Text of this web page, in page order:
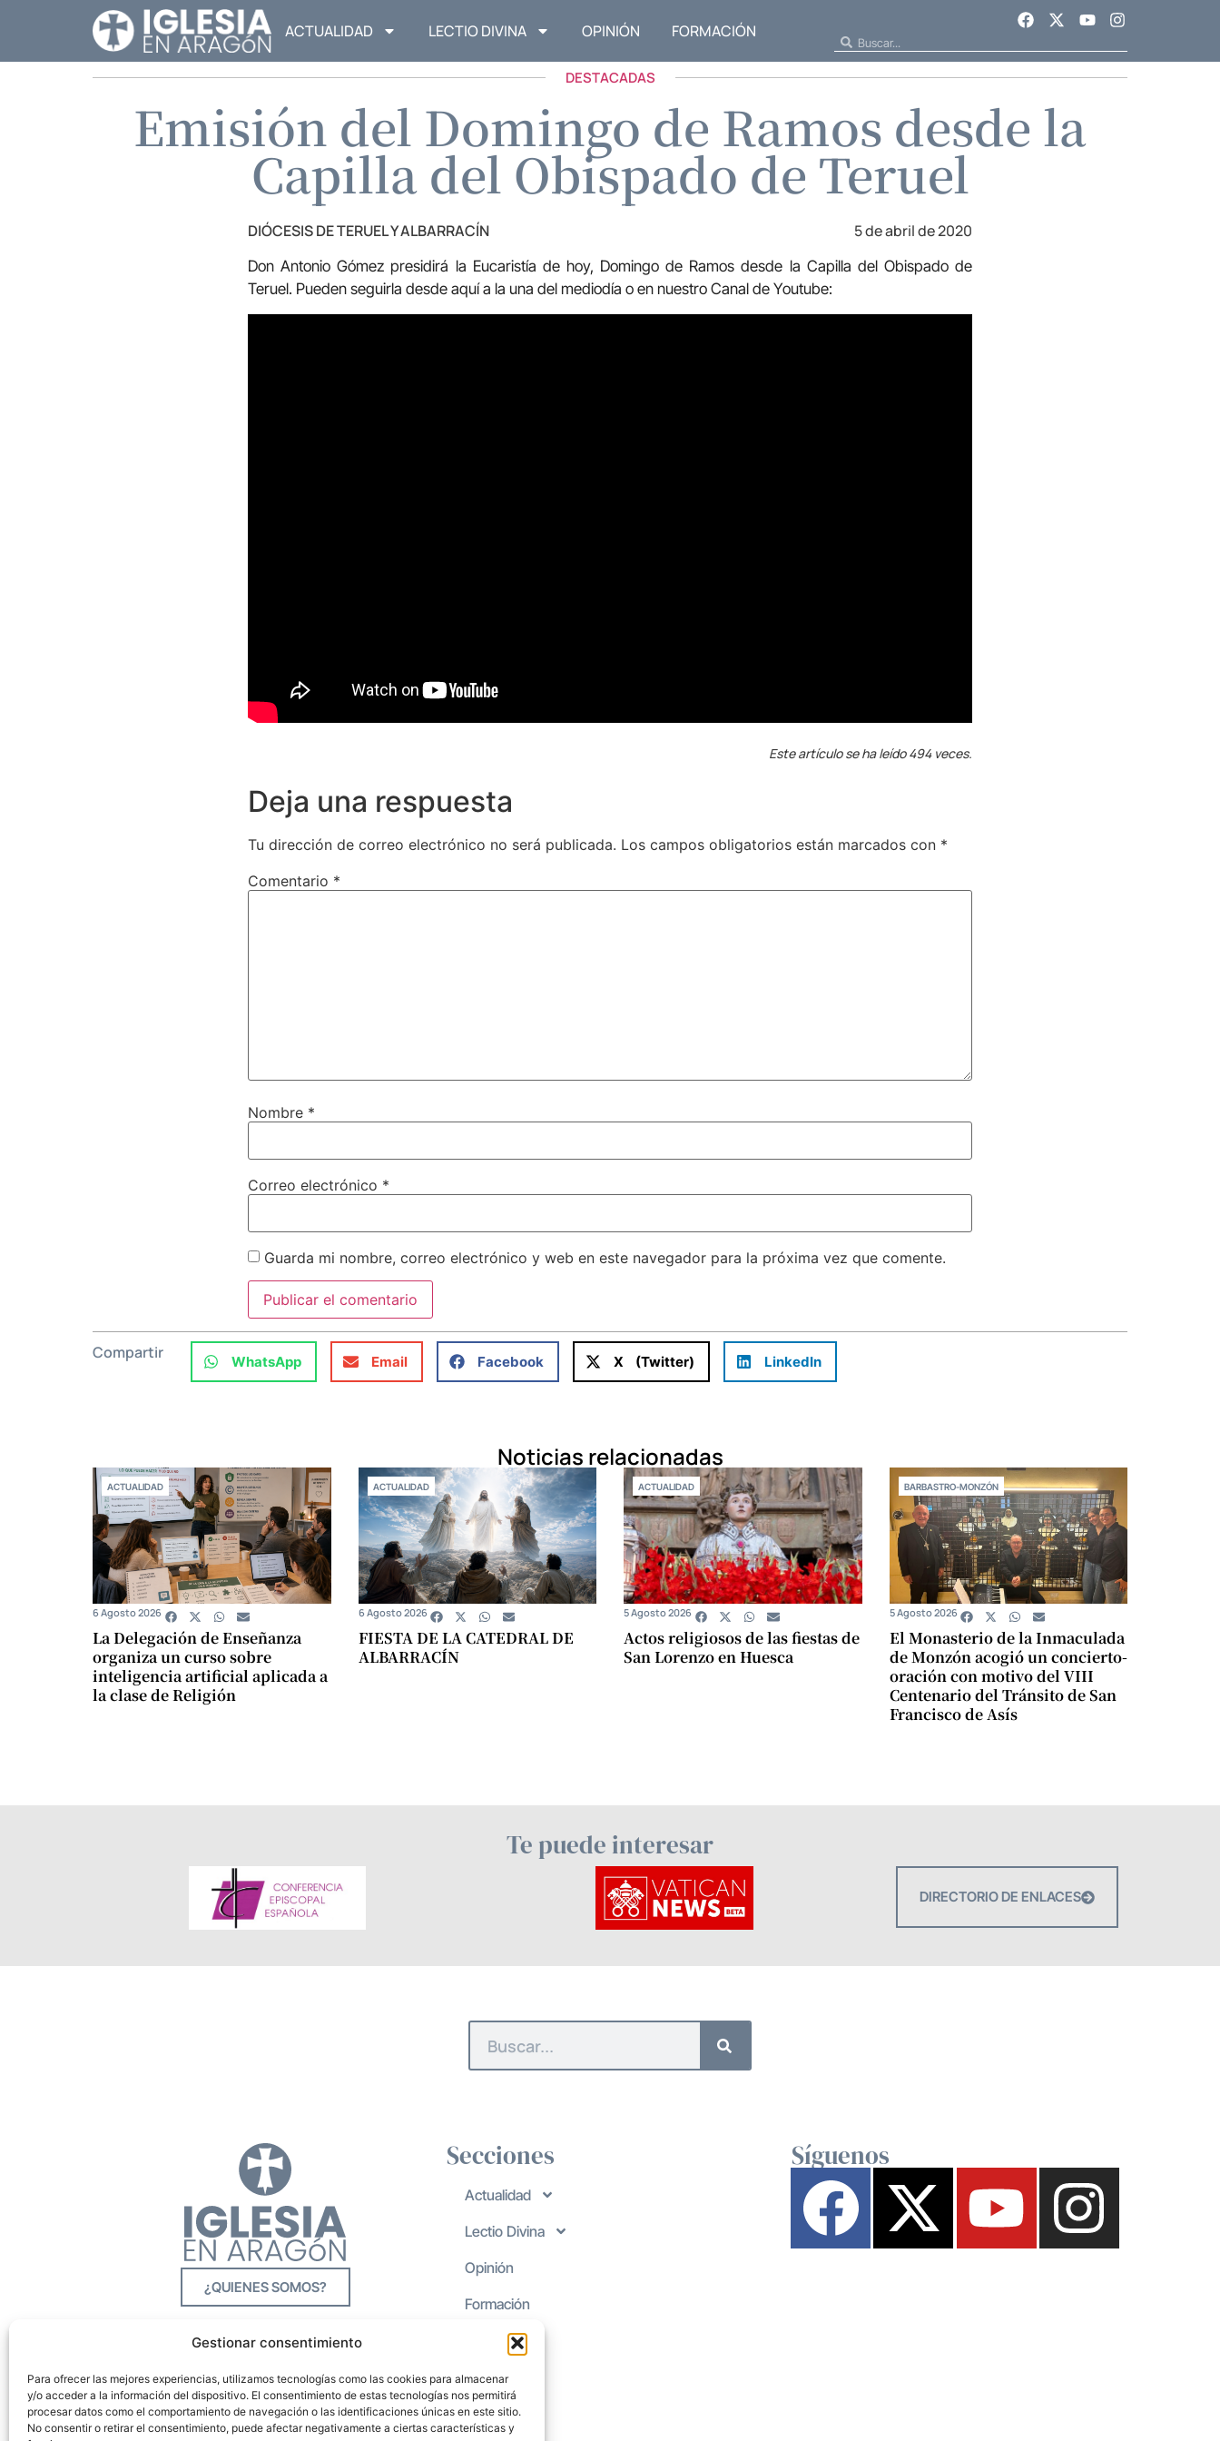
Gestionar consentimiento
Para ofrecer las mejores experiencias, utilizamos tecnologías como las cookies para almacenar
y/o acceder a la información del dispositivo. El consentimiento de estas tecnologías nos permitirá
procesar datos como el comportamiento de navegación o las identificaciones únicas en este sitio.
No consentir o retirar el consentimiento, puede afectar negativamente a ciertas características y
ACTUALIDAD LECTIO DIVINA OPINIÓN FORMACIÓN
DESTACADAS
Emisión del Domingo de Ramos desde la
Capilla del Obispado de Teruel
DIÓCESIS DE TERUEL Y ALBARRACÍN 5 de abril de 2020
Don Antonio Gómez presidirá la Eucaristía de hoy, Domingo de Ramos desde la Capilla del Obispado de
Teruel. Pueden seguirla desde aquí a la una del mediodía o en nuestro Canal de Youtube:
Este artículo se ha leído 494 veces.
Deja una respuesta
Tu dirección de correo electrónico no será publicada. Los campos obligatorios están marcados con *
Comentario *
Nombre *
Correo electrónico *
Guarda mi nombre, correo electrónico y web en este navegador para la próxima vez que comente.
Compartir WhatsApp Email Facebook X (Twitter) LinkedIn
Noticias relacionadas
ACTUALIDAD
La Delegación de Enseñanza
organiza un curso sobre
inteligencia artificial aplicada a
la clase de Religión
6 Agosto 2026
ACTUALIDAD
FIESTA DE LA CATEDRAL DE
ALBARRACÍN
6 Agosto 2026
ACTUALIDAD
Actos religiosos de las fiestas de
San Lorenzo en Huesca
5 Agosto 2026
BARBASTRO-MONZÓN
El Monasterio de la Inmaculada
de Monzón acogió un concierto-
oración con motivo del VIII
Centenario del Tránsito de San
Francisco de Asís
5 Agosto 2026
Te puede interesar
DIRECTORIO DE ENLACES
¿QUIENES SOMOS?
Secciones
Actualidad
Lectio Divina
Opinión
Formación
Síguenos